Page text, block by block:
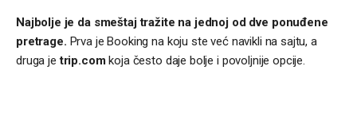
Najbolje je da smeštaj tražite na jednoj od dve ponuđene
pretrage. Prva je Booking na koju ste već navikli na sajtu, a
druga je trip.comkoja često daje bolje i povoljnije opcije.